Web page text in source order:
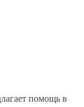
помощь в